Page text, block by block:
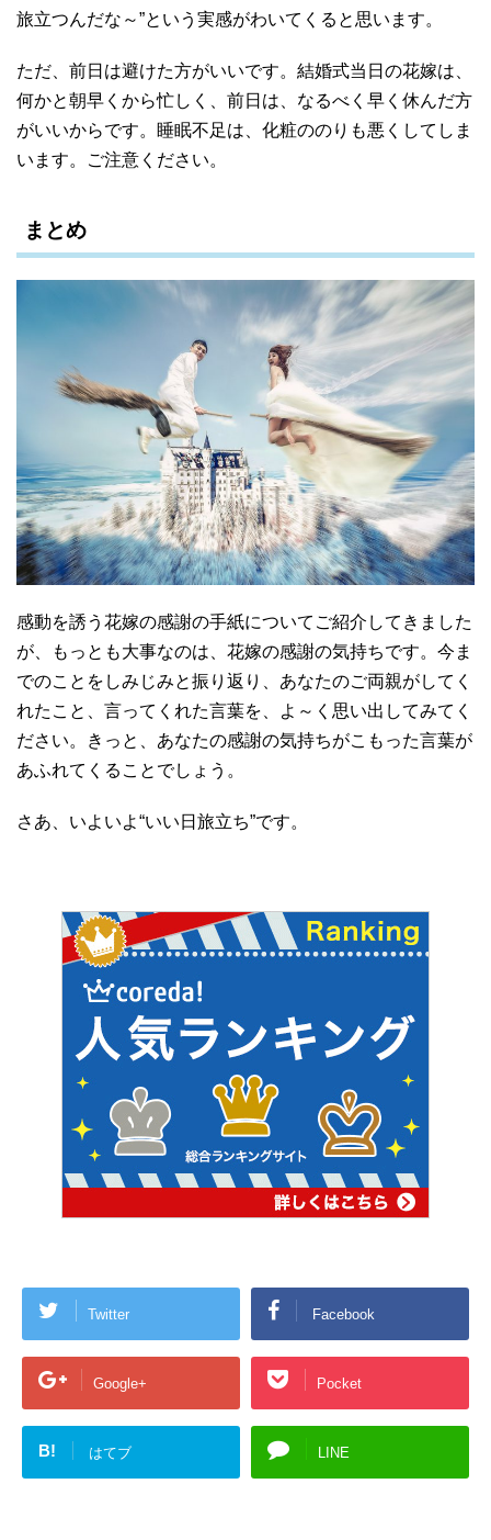
旅立つんだな～”という実感がわいてくると思います。
ただ、前日は避けた方がいいです。結婚式当日の花嫁は、
何かと朝早くから忙しく、前日は、なるべく早く休んだ方
がいいからです。睡眠不足は、化粧ののりも悪くしてしま
います。ご注意ください。
まとめ
感動を誘う花嫁の感謝の手紙についてご紹介してきました
が、もっとも大事なのは、花嫁の感謝の気持ちです。今ま
でのことをしみじみと振り返り、あなたのご両親がしてく
れたこと、言ってくれた言葉を、よ～く思い出してみてく
ださい。きっと、あなたの感謝の気持ちがこもった言葉が
あふれてくることでしょう。
さあ、いよいよ“いい日旅立ち”です。
Twitter Facebook
Google+ Pocket
B! はてブ LINE